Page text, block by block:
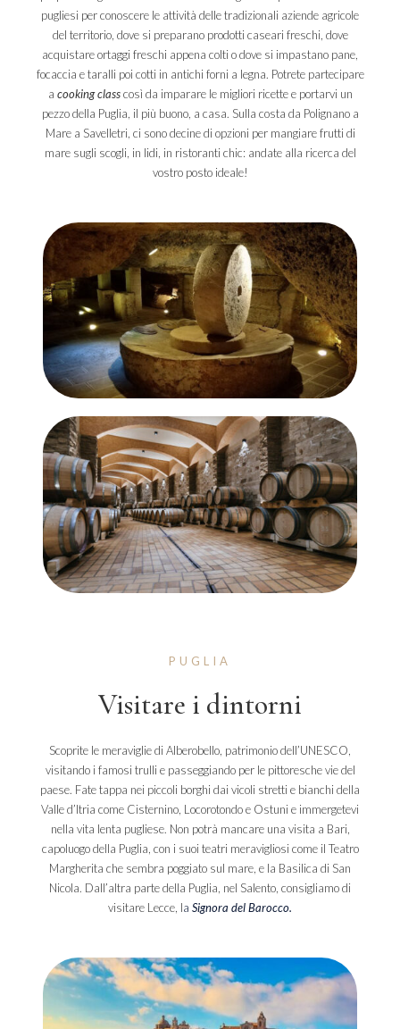
pugliesi per conoscere le attività delle tradizionali aziende agricole
del territorio, dove si preparano prodotti caseari freschi, dove
acquistare ortaggi freschi appena colti o dove si impastano pane,
focaccia e taralli poi cotti in antichi forni a legna. Potrete partecipare
a cooking classcosì da imparare le migliori ricette e portarvi un
pezzo della Puglia, il più buono, a casa. Sulla costa da Polignano a
Mare a Savelletri, ci sono decine di opzioni per mangiare frutti di
mare sugli scogli, in lidi, in ristoranti chic: andate alla ricerca del
vostro posto ideale!
PUGLIA
Visitare i dintorni
Scoprite le meraviglie di Alberobello, patrimonio dell’UNESCO,
visitando i famosi trulli e passeggiando per le pittoresche vie del
paese. Fate tappa nei piccoli borghi dai vicoli stretti e bianchi della
Valle d’Itria come Cisternino, Locorotondo e Ostuni e immergetevi
nella vita lenta pugliese. Non potrà mancare una visita a Bari,
capoluogo della Puglia, con i suoi teatri meravigliosi come il Teatro
Margherita che sembra poggiato sul mare, e la Basilica di San
Nicola. Dall’altra parte della Puglia, nel Salento, consigliamo di
visitare Lecce, la Signora del Barocco.